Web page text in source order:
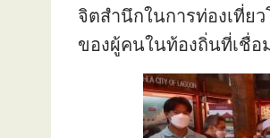
จิตสำนึกในการท่องเที่
ของผู้คนในท้องถิ่นที่เชื่อ